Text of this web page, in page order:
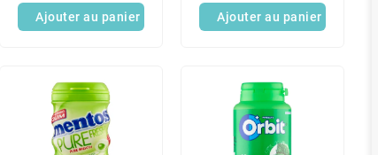
Ajouter au panier Ajouter au panier